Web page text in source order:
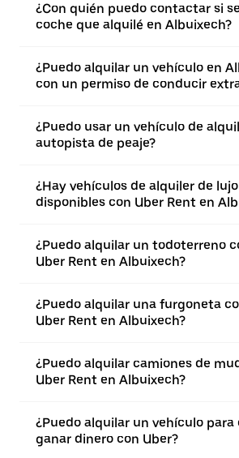
¿Con quién puedo contactar si
coche que alquilé en Albuixech?
¿Puedo alquilar un vehículo en
con un permiso de conducir
¿Puedo usar un vehículo de
autopista de peaje?
¿Hay vehículos de alquiler de lujo
disponibles con Uber Rent en
¿Puedo alquilar un todoterreno
Uber Rent en Albuixech?
¿Puedo alquilar una furgoneta
Uber Rent en Albuixech?
¿Puedo alquilar camiones de
Uber Rent en Albuixech?
¿Puedo alquilar un vehículo
ganar dinero con Uber?